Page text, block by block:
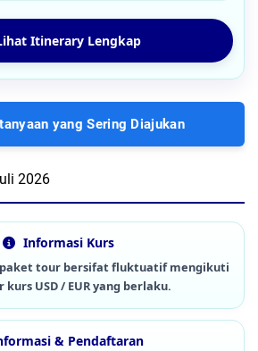
Itinerary Lengkap
yang Sering Diajukan
2026
Informasi Kurs
paket tour bersifat fluktuatif mengikuti
USD / EUR yang berlaku.
& Pendaftaran